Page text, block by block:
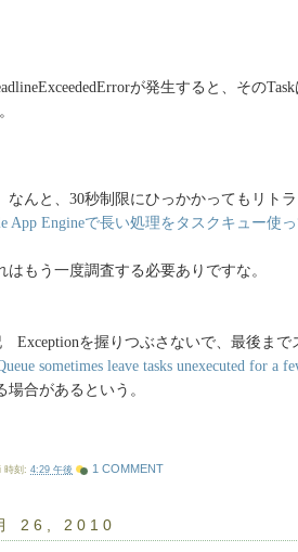
が発生すると、その
んと、30秒制限にひっかかってもリト
App Engineで長い処理をタスクキュー使
もう一度調査する必要ありですな。
Exceptionを握りつぶさないで、最後まで
sometimes leave tasks unexecuted for a
場合があるという。
時刻: 4:29 午後 1 COMMENT
26, 2010